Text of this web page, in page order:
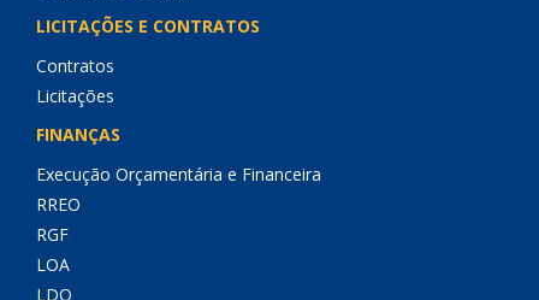
LICITAÇÕES E CONTRATOS
Contratos
Licitações
FINANÇAS
Execução Orçamentária e Financeira
RREO
RGF
LOA
LDO